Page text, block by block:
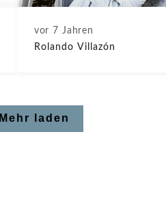
vor 7 Jahren
Rolando Villazón
Mehr laden